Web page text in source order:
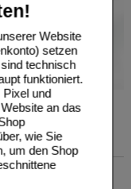
Website
setzen
technisch
funktioniert.
Pixel und
an das
wie Sie
um den Shop